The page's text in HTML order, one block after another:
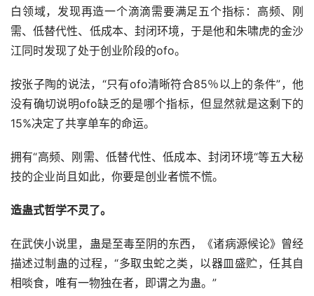
白领域，发现再造一个滴滴需要满足五个指标：高频、刚
需、低替代性、低成本、封闭环境，于是他和朱啸虎的金沙
江同时发现了处于创业阶段的ofo。
按张子陶的说法，“只有ofo清晰符合85％以上的条件”，他
没有确切说明ofo缺乏的是哪个指标，但显然就是这剩下的
15%决定了共享单车的命运。
拥有“高频、刚需、低替代性、低成本、封闭环境“等五大秘
技的企业尚且如此，你要是创业者慌不慌。
造蛊式哲学不灵了。
在武侠小说里，蛊是至毒至阴的东西，《诸病源候论》曾经
描述过制蛊的过程，“多取虫蛇之类，以器皿盛贮，任其自
相啖食，唯有一物独在者，即谓之为蛊。”